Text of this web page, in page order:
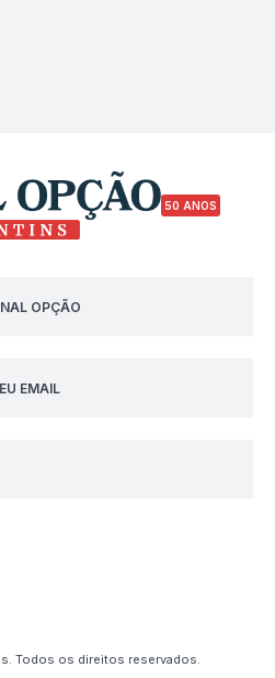
50 ANOS
OPÇÃO
EMAIL
Todos os direitos reservados.